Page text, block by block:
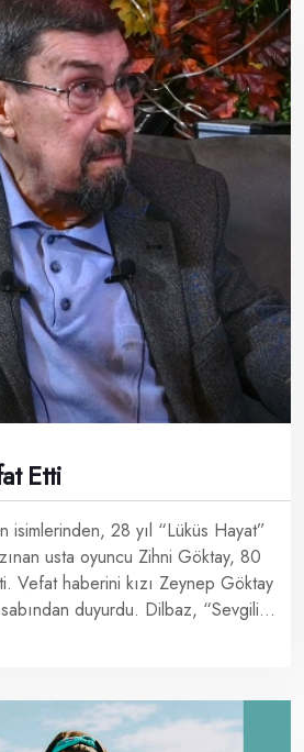
Etti
isimlerinden, 28 yıl “Lüküs Hayat”
usta oyuncu Zihni Göktay, 80
Vefat haberini kızı Zeynep Göktay
duyurdu. Dilbaz, “Sevgili...